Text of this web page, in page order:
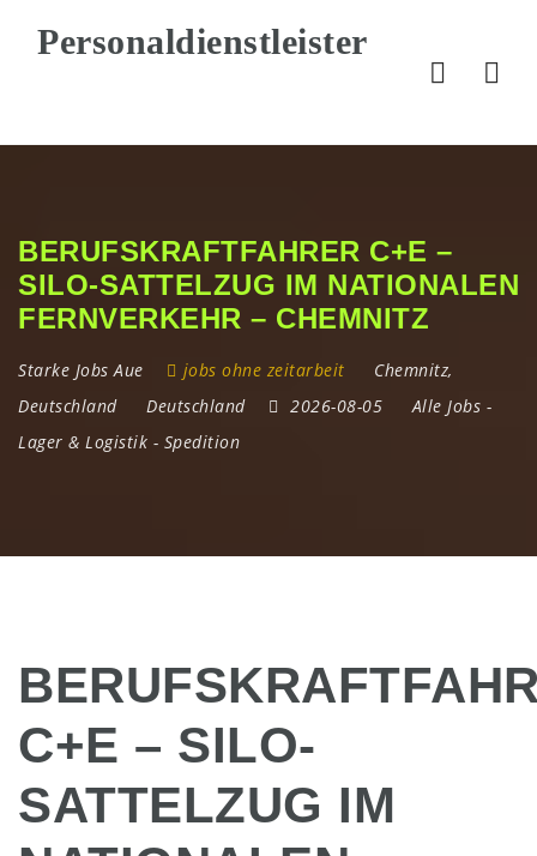
BERUFSKRAFTFAHRER C+E –
SILO-SATTELZUG IM NATIONALEN
FERNVERKEHR – CHEMNITZ
Starke Jobs Aue jobs ohne zeitarbeit Chemnitz,
Deutschland
Deutschland 2026-08-05 Alle Jobs -
Lager & Logistik - Spedition
C+E – SILO-
SATTELZUG IM